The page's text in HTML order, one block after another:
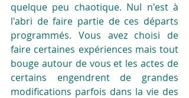
quelque peu chaotique. Nul n'est à
l'abri de faire partie de ces départs
programmés. Vous avez choisi de
faire certaines expériences mais tout
bouge autour de vous et les actes de
certains engendrent de grandes
modifications parfois dans la vie des